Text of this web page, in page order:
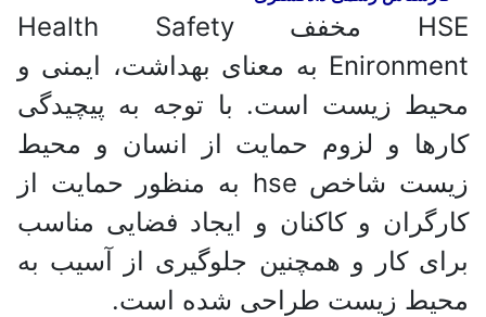
HSE مخفف Health Safety
Enironment به معنای بهداشت، ایمنی و
محیط زیست است. با توجه به پیچیدگی
کارها و لزوم حمایت از انسان و محیط
زیست شاخص hse به منظور حمایت از
کارگران و کاکنان و ایجاد فضایی مناسب
برای کار و همچنین جلوگیری از آسیب به
محیط زیست طراحی شده است.